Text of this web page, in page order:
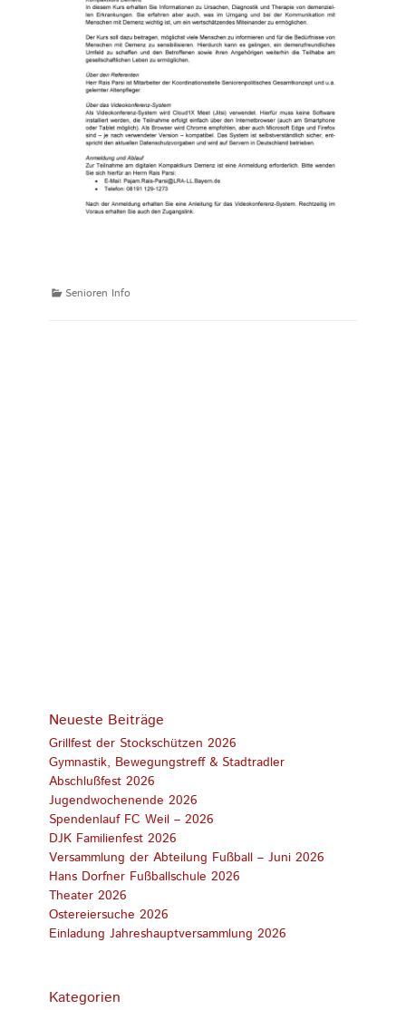
Kategorien
Senioren Info
Neueste Beiträge
Grillfest der Stockschützen 2026
Gymnastik, Bewegungstreff & Stadtradler
Abschlußfest 2026
Jugendwochenende 2026
Spendenlauf FC Weil – 2026
DJK Familienfest 2026
Versammlung der Abteilung Fußball – Juni 2026
Hans Dorfner Fußballschule 2026
Theater 2026
Ostereiersuche 2026
Einladung Jahreshauptversammlung 2026
Kategorien